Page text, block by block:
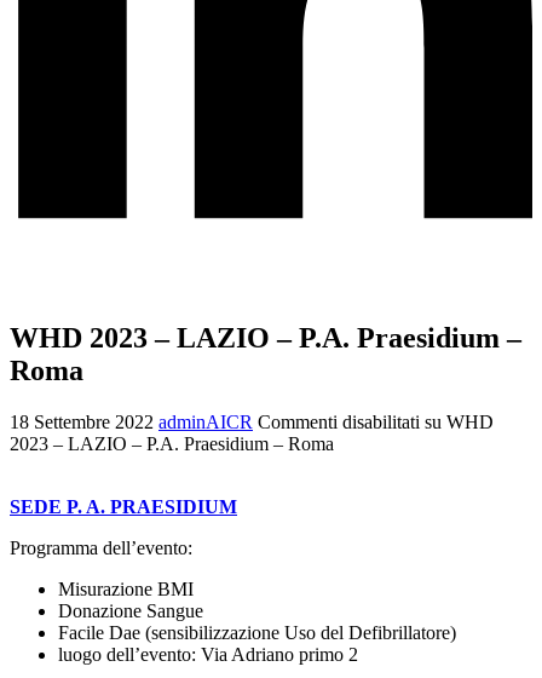
WHD 2023 – LAZIO – P.A. Praesidium –
Roma
18 Settembre 2022 adminAICR Commenti disabilitati su WHD
2023 – LAZIO – P.A. Praesidium – Roma
SEDE P. A. PRAESIDIUM
Programma dell’evento:
Misurazione BMI
Donazione Sangue
Facile Dae (sensibilizzazione Uso del Defibrillatore)
luogo dell’evento: Via Adriano primo 2